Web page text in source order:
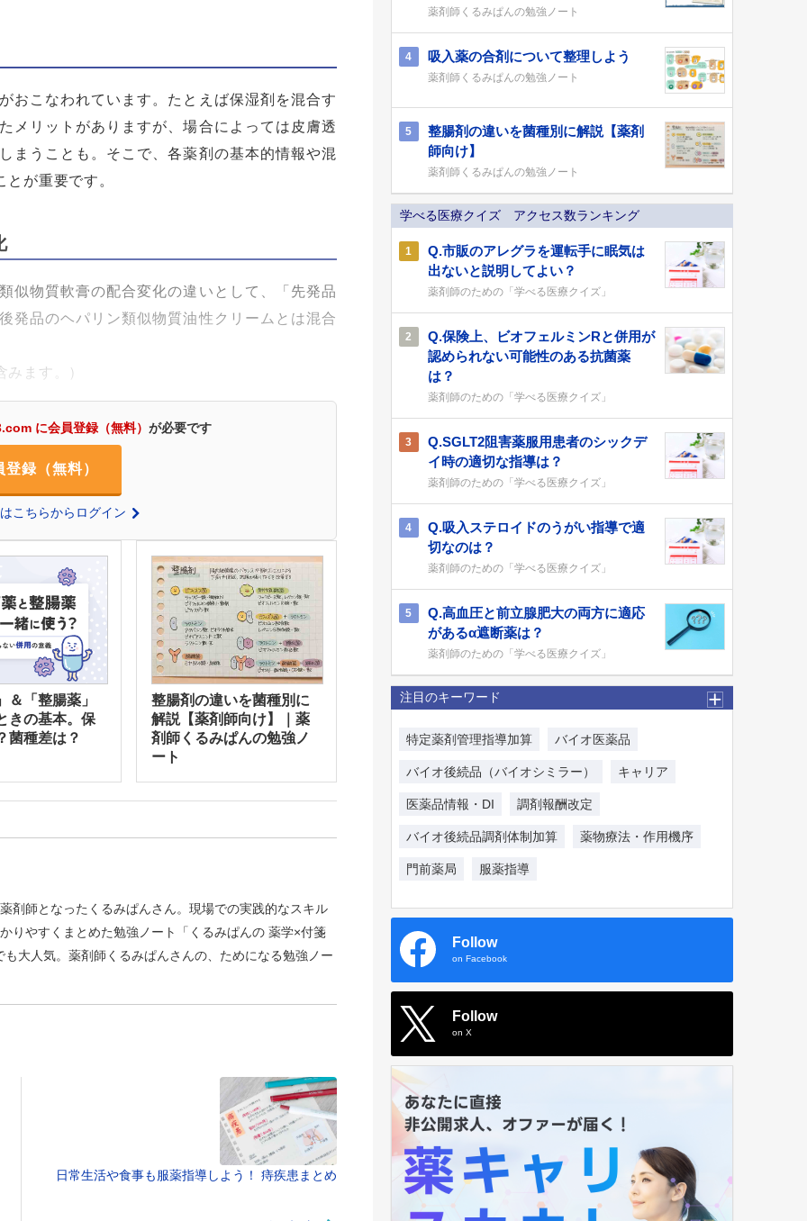
おこなわれています。たとえば保湿剤を混合す
メリットがありますが、場合によっては皮膚透
まうことも。そこで、各薬剤の基本的情報や混
が重要です。
似物質軟膏の配合変化の違いとして、「先発品
発品のヘパリン類似物質油性クリームとは混合
ます。）
に会員登録（無料） が必要です
録（無料）
こちらからログイン
＆「整腸薬」
きの基本。保
菌種差は？
整腸剤の違いを菌種別に
解説【薬剤師向け】｜薬
剤師くるみぱんの勉強ノ
ート
剤師となったくるみぱんさん。現場での実践的なスキル
りやすくまとめた勉強ノート「くるみぱんの 薬学×付箋
大人気。薬剤師くるみぱんさんの、ためになる勉強ノー
日常生活や食事も服薬指導しよう！ 痔疾患まとめ
薬剤師くるみぱんの勉強ノート
4 吸入薬の合剤について整理しよう
薬剤師くるみぱんの勉強ノート
5
整腸剤の違いを菌種別に解説【薬剤
師向け】
薬剤師くるみぱんの勉強ノート
学べる医療クイズ アクセス数ランキング
1
Q.市販のアレグラを運転手に眠気は
出ないと説明してよい？
薬剤師のための「学べる医療クイズ」
2
Q.保険上、ビオフェルミンRと併用が
認められない可能性のある抗菌薬
は？
薬剤師のための「学べる医療クイズ」
3
Q.SGLT2阻害薬服用患者のシックデ
イ時の適切な指導は？
薬剤師のための「学べる医療クイズ」
4
Q.吸入ステロイドのうがい指導で適
切なのは？
薬剤師のための「学べる医療クイズ」
5
Q.高血圧と前立腺肥大の両方に適応
があるα遮断薬は？
薬剤師のための「学べる医療クイズ」
注目のキーワード
特定薬剤管理指導加算 バイオ医薬品
バイオ後続品（バイオシミラー） キャリア
医薬品情報・DI 調剤報酬改定
バイオ後続品調剤体制加算 薬物療法・作用機序
門前薬局 服薬指導
Follow
on Facebook
Follow
on X